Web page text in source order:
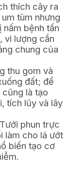
thích cây ra
tùm nhưng
nấm bệnh tấn
vi lượng cần
chung của
thu gom và
đất; để
là tạo
tích lũy và lây
Tưới phun trực
làm cho lá ướt
biến tạo cơ